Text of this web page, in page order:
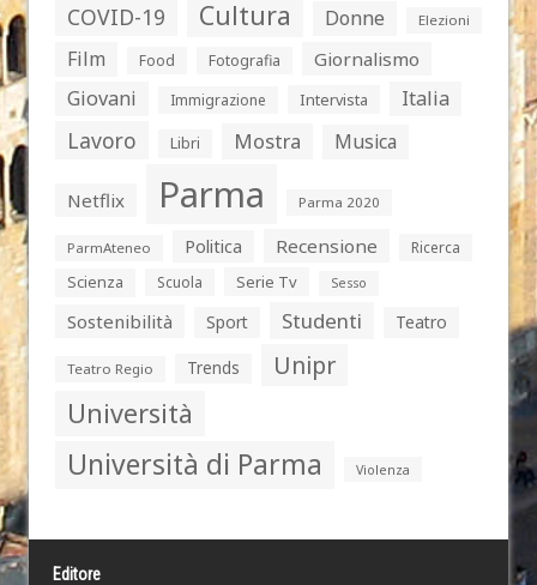
COVID-19 Cultura Donne Elezioni
Film Food Fotografia Giornalismo
Giovani Immigrazione Intervista Italia
Lavoro Libri Mostra Musica
Netflix Parma Parma 2020
ParmAteneo Politica Recensione
Ricerca
Scienza
Scuola Serie Tv Sesso
Sostenibilità Sport Studenti Teatro
Teatro Regio Trends Unipr
Università
Università di Parma Violenza
Editore